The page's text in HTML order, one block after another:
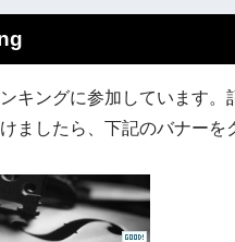
キングに参加しています。
ましたら、下記のバナーを